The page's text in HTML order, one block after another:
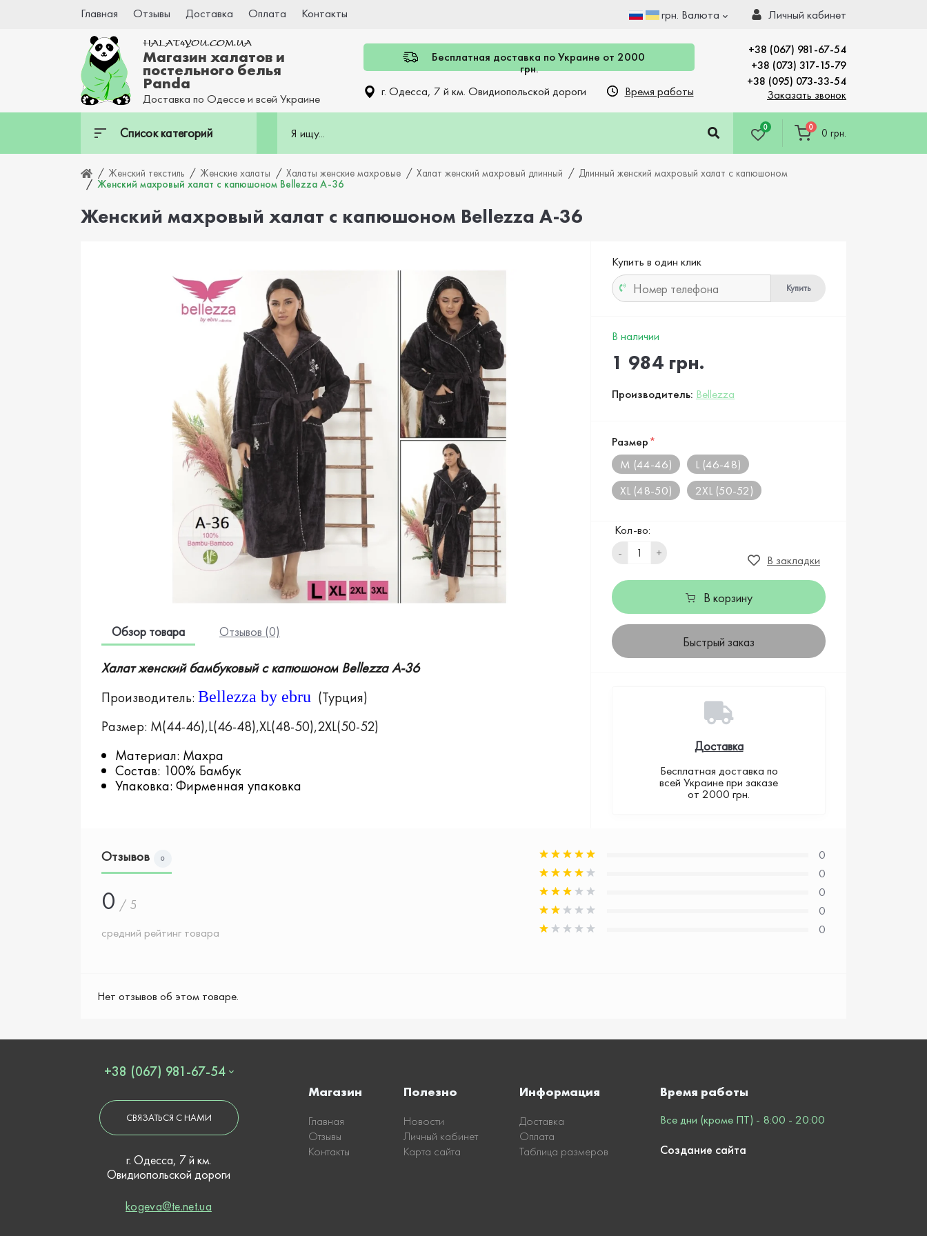
Главная Отзывы Доставка Оплата Контакты грн. Валюта Личный кабинет
Магазин халатов и
постельного белья
Panda
Доставка по Одессе и всей Украине
Бесплатная доставка по Украине от 2000
грн.
г. Одесса, 7 й км. Овидиопольской дороги
Время работы
+38 (067) 981-67-54
+38 (073) 317-15-79
+38 (095) 073-33-54
Заказать звонок
Список категорий 0 0 0 грн.
Женский текстиль Женские халаты Халаты женские махровые Халат женский махровый длинный
Длинный женский махровый халат с капюшоном
Женский махровый халат с капюшоном Bellezza A-36
Женский махровый халат с капюшоном Bellezza A-36
Обзор товара Отзывов (0)
Халат женский бамбуковыйс капюшономBellezza A-36
Производитель: Bellezza by ebru (Турция)
Размер: M(44-46),L(46-48),XL(48-50),2XL(50-52)
Материал: Махра
Состав: 100% Бамбук
Упаковка: Фирменная упаковка
Купить в один клик
Купить
В наличии
1 984 грн.
Производитель: Bellezza
Размер*
M (44-46)
L (46-48)
XL (48-50)
2XL (50-52)
Кол-во:
-
+
В закладки
В корзину
Быстрый заказ
Доставка
Бесплатная доставка по
всей Украине при заказе
от 2000 грн.
Отзывов 0
0 / 5
средний рейтинг товара
0
0
0
0
0
Нет отзывов об этом товаре.
+38 (067) 981-67-54
СВЯЗАТЬСЯ С НАМИ
г. Одесса, 7 й км.
Овидиопольской дороги
kogeva@te.net.ua
Магазин
Главная
Отзывы
Контакты
Полезно
Новости
Личный кабинет
Карта сайта
Информация
Доставка
Оплата
Таблица размеров
Время работы
Все дни (кроме ПТ) - 8:00 - 20:00
Создание сайта